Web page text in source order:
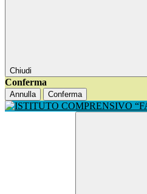
Chiudi
Conferma
Annulla Conferma